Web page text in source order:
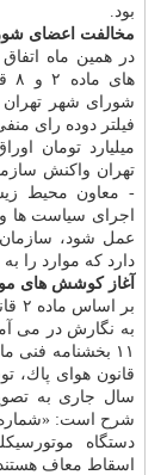
بود.
مخالفت اعضای
در همین ماه
شورای شهر
میلیارد تومان
تهران واكنش
- معاون محیط
اجرای سیاست ها و
عمل شود، سازمان
دارد كه موارد را
آغاز كوشش های
بر
به نگارش در می
۱۱ بخشنامه
قانون هوای پاك،
شرح است: «شماره
دستگاه
اسقاط معاف